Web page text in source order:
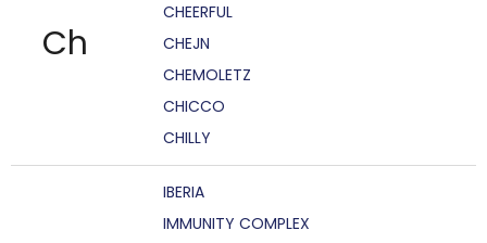
Ch
CHEERFUL
CHEJN
CHEMOLETZ
CHICCO
CHILLY
IBERIA
IMMUNITY COMPLEX